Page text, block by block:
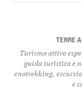
TERRE
Turismo attivo
guida turistica e
enotrekking,
e